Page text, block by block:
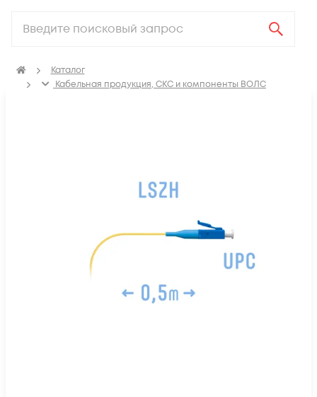
Каталог
Кабельная продукция, СКС и компоненты ВОЛС